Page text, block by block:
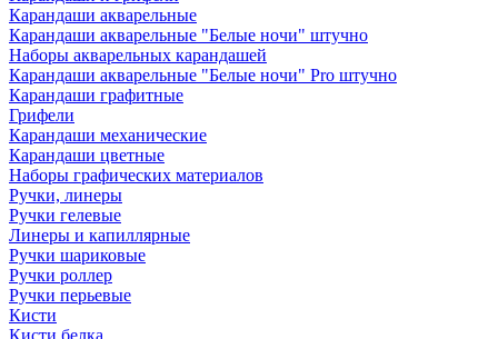
Карандаши акварельные
Карандаши акварельные "Белые ночи" штучно
Наборы акварельных карандашей
Карандаши акварельные "Белые ночи" Pro штучно
Карандаши графитные
Грифели
Карандаши механические
Карандаши цветные
Наборы графических материалов
Ручки, линеры
Ручки гелевые
Линеры и капиллярные
Ручки шариковые
Ручки роллер
Ручки перьевые
Кисти
Кисти белка